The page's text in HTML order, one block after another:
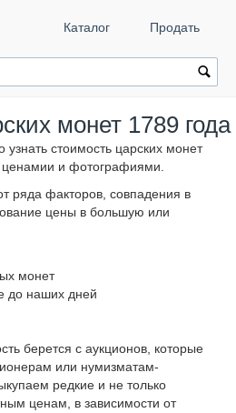
Каталог Продать
монет 1789 года
стоимость царских монет
ценамии и фотографиями.
ряда факторов, совпадения в
цены в большую или
монет
до наших дней
берется с аукционов, которые
или нумизматам-
редкие и не только
ценам, в зависимости от